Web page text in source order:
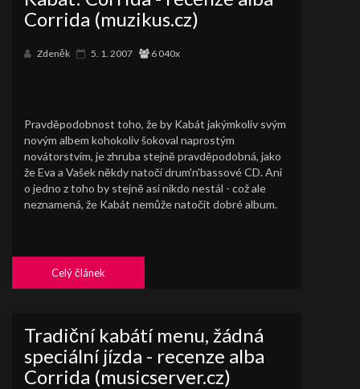
Corrida (muzikus.cz)
Zdeněk 5. 1. 2007 6 040x
Pravděpodobnost toho, že by Kabát jakýmkoliv svým
novým albem kohokoliv šokoval naprostým
novátorstvím, je zhruba stejně pravděpodobná, jako
že Eva a Vašek někdy natočí drum'n'bassové CD. Ani
o jedno z toho by stejně asi nikdo nestál - což ale
neznamená, že Kabát nemůže natočit dobré album.
Celý článek
Tradiční kabátí menu, žádná
speciální jízda - recenze alba
Corrida (musicserver.cz)